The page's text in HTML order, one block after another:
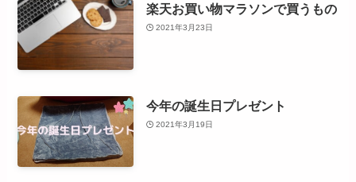
楽天お買い物マラソンで買うもの
2021年3月23日
今年の誕生日プレゼント
2021年3月19日